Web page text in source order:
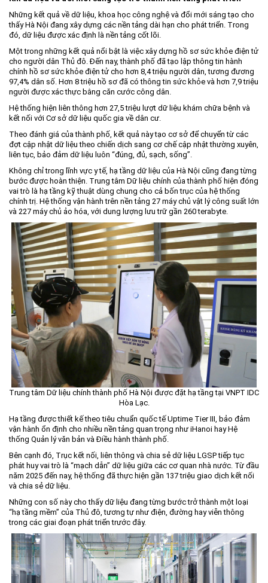
Những kết quả về dữ liệu, khoa học công nghệ và đổi mới sáng tạo cho
thấy Hà Nội đang xây dựng các nền tảng dài hạn cho phát triển. Trong
đó, dữ liệu được xác định là nền tảng cốt lõi.
Một trong những kết quả nổi bật là việc xây dựng hồ sơ sức khỏe điện tử
cho người dân Thủ đô. Đến nay, thành phố đã tạo lập thông tin hành
chính hồ sơ sức khỏe điện tử cho hơn 8,4 triệu người dân, tương đương
97,4% dân số. Hơn 8 triệu hồ sơ đã có thông tin sức khỏe và hơn 7,9 triệu
người được xác thực bằng căn cước công dân.
Hệ thống hiện liên thông hơn 27,5 triệu lượt dữ liệu khám chữa bệnh và
kết nối với Cơ sở dữ liệu quốc gia về dân cư.
Theo đánh giá của thành phố, kết quả này tạo cơ sở để chuyển từ các
đợt cập nhật dữ liệu theo chiến dịch sang cơ chế cập nhật thường xuyên,
liên tục, bảo đảm dữ liệu luôn “đúng, đủ, sạch, sống”.
Không chỉ trong lĩnh vực y tế, hạ tầng dữ liệu của Hà Nội cũng đang từng
bước được hoàn thiện. Trung tâm Dữ liệu chính của thành phố hiện đóng
vai trò là hạ tầng kỹ thuật dùng chung cho cả bốn trục của hệ thống
chính trị. Hệ thống vận hành trên nền tảng 27 máy chủ vật lý công suất lớn
và 227 máy chủ ảo hóa, với dung lượng lưu trữ gần 260 terabyte.
Trung tâm Dữ liệu chính thành phố Hà Nội được đặt hạ tầng tại VNPT IDC
Hòa Lạc.
Hạ tầng được thiết kế theo tiêu chuẩn quốc tế Uptime Tier III, bảo đảm
vận hành ổn định cho nhiều nền tảng quan trọng như iHanoi hay Hệ
thống Quản lý văn bản và Điều hành thành phố.
Bên cạnh đó, Trục kết nối, liên thông và chia sẻ dữ liệu LGSP tiếp tục
phát huy vai trò là “mạch dẫn” dữ liệu giữa các cơ quan nhà nước. Từ đầu
năm 2025 đến nay, hệ thống đã thực hiện gần 137 triệu giao dịch kết nối
và chia sẻ dữ liệu.
Những con số này cho thấy dữ liệu đang từng bước trở thành một loại
“hạ tầng mềm” của Thủ đô, tương tự như điện, đường hay viễn thông
trong các giai đoạn phát triển trước đây.